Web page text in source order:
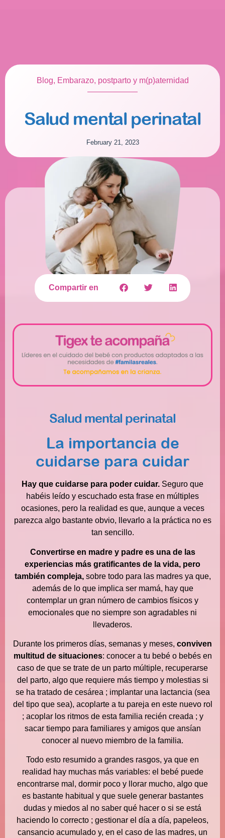
Blog, Embarazo, postparto y m(p)aternidad
Salud mental perinatal
February 21, 2023
Compartir en
Salud mental perinatal
La importancia de
cuidarse para cuidar
Hay que cuidarse para poder cuidar. Seguro que
habéis leído y escuchado esta frase en múltiples
ocasiones, pero la realidad es que, aunque a veces
parezca algo bastante obvio, llevarlo a la práctica no es
tan sencillo.
Convertirse en madre y padre es una de las
experiencias más gratificantes de la vida, pero
también compleja,sobre todo para las madres ya que,
además de lo que implica ser mamá, hay que
contemplar un gran número de cambios físicos y
emocionales que no siempre son agradables ni
llevaderos.
Durante los primeros días, semanas y meses, conviven
multitud de situaciones: conocer a tu bebé o bebés en
caso de que se trate de un parto múltiple, recuperarse
del parto, algo que requiere más tiempo y molestias si
se ha tratado de cesárea ; implantar una lactancia (sea
del tipo que sea), acoplarte a tu pareja en este nuevo rol
; acoplar los ritmos de esta familia recién creada ; y
sacar tiempo para familiares y amigos que ansían
conocer al nuevo miembro de la familia.
Todo esto resumido a grandes rasgos, ya que en
realidad hay muchas más variables: el bebé puede
encontrarse mal, dormir poco y llorar mucho, algo que
es bastante habitual y que suele generar bastantes
dudas y miedos al no saber qué hacer o si se está
haciendo lo correcto ; gestionar el día a día, papeleos,
cansancio acumulado y, en el caso de las madres, un